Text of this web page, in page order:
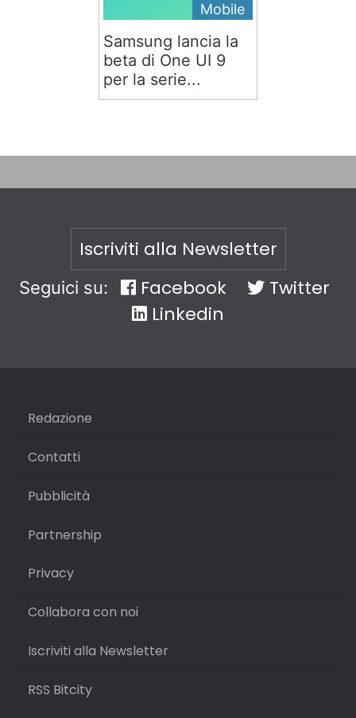
Mobile
Samsung lancia la
beta di One UI 9
per la serie...
Iscriviti alla Newsletter
Seguici su: Facebook
Twitter
Linkedin
Redazione
Contatti
Pubblicità
Partnership
Privacy
Collabora con noi
Iscriviti alla Newsletter
RSS Bitcity